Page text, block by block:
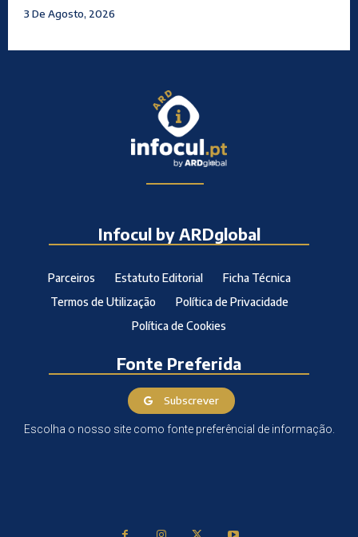
3 De Agosto, 2026
Infocul by ARDglobal
Parceiros Estatuto Editorial
Ficha Técnica
Termos de Utilização
Política de Privacidade
Política de Cookies
Fonte Preferida
Subscrever
Escolha o nosso site como fonte preferêncial de informação.